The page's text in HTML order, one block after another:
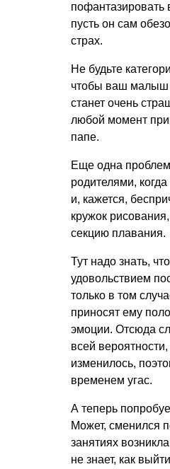
пофантазировать
пусть он сам
страх.
Не будьте
чтобы ваш малыш
станет очень
любой момент
папе.
Еще одна
родителями,
и, кажется,
кружок
секцию плавания.
Тут надо знать,
удовольствием
только в том
приносят ему
эмоции. Отсюда
всей вероятности,
изменилось,
временем угас.
А теперь
Может, сменился
занятиях
не знает, как